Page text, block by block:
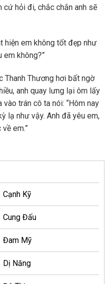
cứ hỏi đi, chắc chắn anh sẽ
hiện em không tốt đẹp như
em không?”
Thanh Thương hơi bất ngờ
anh quay lưng lại ôm lấy
trán cô ta nói: “Hôm nay
lạ như vậy. Anh đã yêu em,
em.”
Cạnh Kỹ
Cung Đấu
Đam Mỹ
Dị Năng